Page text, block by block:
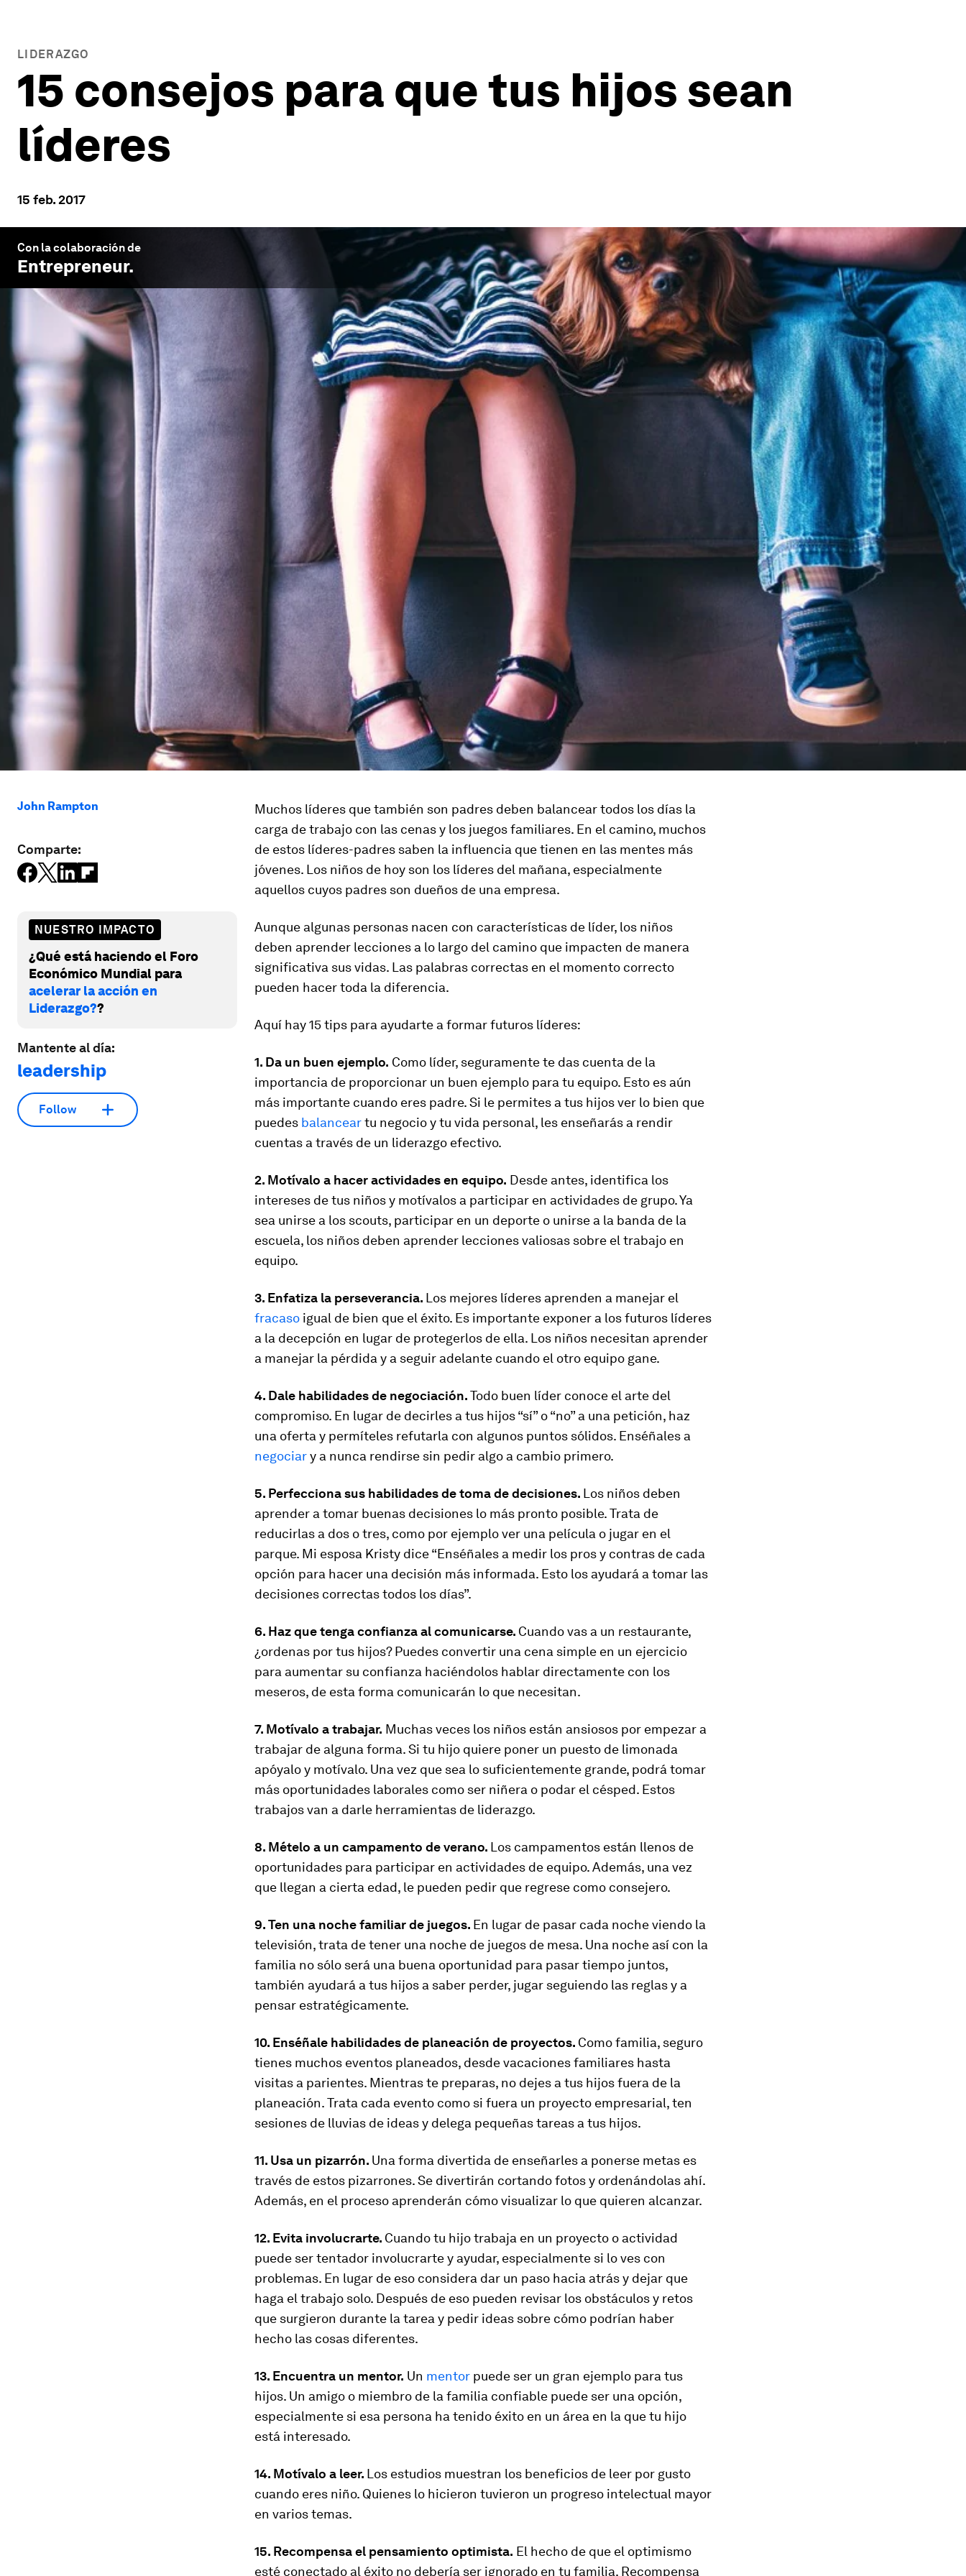
LIDERAZGO
15 consejos para que tus hijos sean
líderes
15 feb. 2017
Con la colaboración de
Entrepreneur.
John Rampton
Comparte:
NUESTRO IMPACTO
¿Qué está haciendo el Foro
Económico Mundial para
acelerar la acción en
Liderazgo??
Mantente al día:
leadership
Follow
Muchos líderes que también son padres deben balancear todos los días la
carga de trabajo con las cenas y los juegos familiares. En el camino, muchos
de estos líderes-padres saben la influencia que tienen en las mentes más
jóvenes. Los niños de hoy son los líderes del mañana, especialmente
aquellos cuyos padres son dueños de una empresa.
Aunque algunas personas nacen con características de líder, los niños
deben aprender lecciones a lo largo del camino que impacten de manera
significativa sus vidas. Las palabras correctas en el momento correcto
pueden hacer toda la diferencia.
Aquí hay 15 tips para ayudarte a formar futuros líderes:
1. Da un buen ejemplo. Como líder, seguramente te das cuenta de la
importancia de proporcionar un buen ejemplo para tu equipo. Esto es aún
más importante cuando eres padre. Si le permites a tus hijos ver lo bien que
puedes balanceartu negocio y tu vida personal, les enseñarás a rendir
cuentas a través de un liderazgo efectivo.
2. Motívalo a hacer actividades en equipo. Desde antes, identifica los
intereses de tus niños y motívalos a participar en actividades de grupo. Ya
sea unirse a los scouts, participar en un deporte o unirse a la banda de la
escuela, los niños deben aprender lecciones valiosas sobre el trabajo en
equipo.
3. Enfatiza la perseverancia. Los mejores líderes aprenden a manejar el
fracaso igual de bien que el éxito. Es importante exponer a los futuros líderes
a la decepción en lugar de protegerlos de ella. Los niños necesitan aprender
a manejar la pérdida y a seguir adelante cuando el otro equipo gane.
4. Dale habilidades de negociación.Todo buen líder conoce el arte del
compromiso. En lugar de decirles a tus hijos “sí” o “no” a una petición, haz
una oferta y permíteles refutarla con algunos puntos sólidos. Enséñales a
negociary a nunca rendirse sin pedir algo a cambio primero.
5. Perfecciona sus habilidades de toma de decisiones. Los niños deben
aprender a tomar buenas decisiones lo más pronto posible. Trata de
reducirlas a dos o tres, como por ejemplo ver una película o jugar en el
parque. Mi esposa Kristy dice “Enséñales a medir los pros y contras de cada
opción para hacer una decisión más informada. Esto los ayudará a tomar las
decisiones correctas todos los días”.
6. Haz que tenga confianza al comunicarse. Cuando vas a un restaurante,
¿ordenas por tus hijos? Puedes convertir una cena simple en un ejercicio
para aumentar su confianza haciéndolos hablar directamente con los
meseros, de esta forma comunicarán lo que necesitan.
7. Motívalo a trabajar. Muchas veces los niños están ansiosos por empezar a
trabajar de alguna forma. Si tu hijo quiere poner un puesto de limonada
apóyalo y motívalo. Una vez que sea lo suficientemente grande, podrá tomar
más oportunidades laborales como ser niñera o podar el césped. Estos
trabajos van a darle herramientas de liderazgo.
8. Mételo a un campamento de verano. Los campamentos están llenos de
oportunidades para participar en actividades de equipo. Además, una vez
que llegan a cierta edad, le pueden pedir que regrese como consejero.
9. Ten una noche familiar de juegos. En lugar de pasar cada noche viendo la
televisión, trata de tener una noche de juegos de mesa. Una noche así con la
familia no sólo será una buena oportunidad para pasar tiempo juntos,
también ayudará a tus hijos a saber perder, jugar seguiendo las reglas y a
pensar estratégicamente.
10. Enséñale habilidades de planeación de proyectos. Como familia, seguro
tienes muchos eventos planeados, desde vacaciones familiares hasta
visitas a parientes. Mientras te preparas, no dejes a tus hijos fuera de la
planeación. Trata cada evento como si fuera un proyecto empresarial, ten
sesiones de lluvias de ideas y delega pequeñas tareas a tus hijos.
11. Usa un pizarrón. Una forma divertida de enseñarles a ponerse metas es
través de estos pizarrones. Se divertirán cortando fotos y ordenándolas ahí.
Además, en el proceso aprenderán cómo visualizar lo que quieren alcanzar.
12. Evita involucrarte. Cuando tu hijo trabaja en un proyecto o actividad
puede ser tentador involucrarte y ayudar, especialmente si lo ves con
problemas. En lugar de eso considera dar un paso hacia atrás y dejar que
haga el trabajo solo. Después de eso pueden revisar los obstáculos y retos
que surgieron durante la tarea y pedir ideas sobre cómo podrían haber
hecho las cosas diferentes.
13. Encuentra un mentor. Un mentor puede ser un gran ejemplo para tus
hijos. Un amigo o miembro de la familia confiable puede ser una opción,
especialmente si esa persona ha tenido éxito en un área en la que tu hijo
está interesado.
14. Motívalo a leer. Los estudios muestran los beneficios de leer por gusto
cuando eres niño. Quienes lo hicieron tuvieron un progreso intelectual mayor
en varios temas.
15. Recompensa el pensamiento optimista. El hecho de que el optimismo
esté conectado al éxito no debería ser ignorado en tu familia. Recompensa